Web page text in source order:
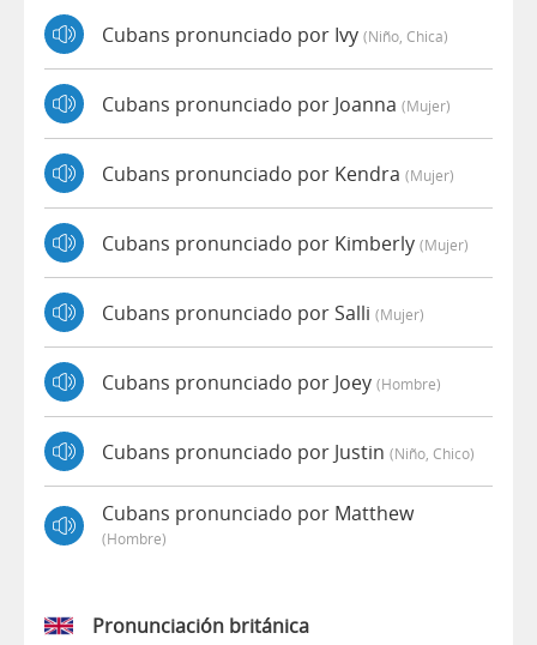
Cubans pronunciado por Ivy (niño, Chica)
Cubans pronunciado por Joanna (mujer)
Cubans pronunciado por Kendra (mujer)
Cubans pronunciado por Kimberly (mujer)
Cubans pronunciado por Salli (mujer)
Cubans pronunciado por Joey (hombre)
Cubans pronunciado por Justin (niño, Chico)
Cubans pronunciado por Matthew
(hombre)
Pronunciación británica